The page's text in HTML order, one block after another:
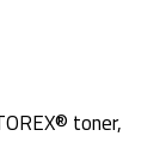
toner,